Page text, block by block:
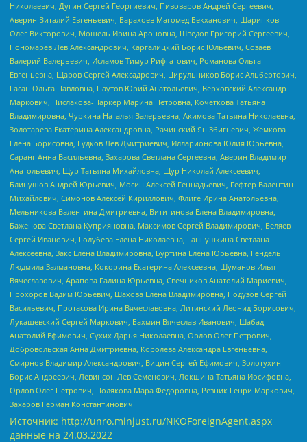
Николаевич, Дугин Сергей Георгиевич, Пивоваров Андрей Сергеевич,
Аверин Виталий Евгеньевич, Барахоев Магомед Бекханович, Шарипков
Олег Викторович, Мошель Ирина Ароновна, Шведов Григорий Сергеевич,
Пономарев Лев Александрович, Каргалицкий Борис Юльевич, Созаев
Валерий Валерьевич, Исламов Тимур Рифгатович, Романова Ольга
Евгеньевна, Щаров Сергей Алексадрович, Цирульников Борис Альбертович,
Гасан Ольга Павловна, Паутов Юрий Анатольевич, Верховский Александр
Маркович, Пислакова-Паркер Марина Петровна, Кочеткова Татьяна
Владимировна, Чуркина Наталья Валерьевна, Акимова Татьяна Николаевна,
Золотарева Екатерина Александровна, Рачинский Ян Збигневич, Жемкова
Елена Борисовна, Гудков Лев Дмитриевич, Илларионова Юлия Юрьевна,
Саранг Анна Васильевна, Захарова Светлана Сергеевна, Аверин Владимир
Анатольевич, Щур Татьяна Михайловна, Щур Николай Алексеевич,
Блинушов Андрей Юрьевич, Мосин Алексей Геннадьевич, Гефтер Валентин
Михайлович, Симонов Алексей Кириллович, Флиге Ирина Анатольевна,
Мельникова Валентина Дмитриевна, Вититинова Елена Владимировна,
Баженова Светлана Куприяновна, Максимов Сергей Владимирович, Беляев
Сергей Иванович, Голубева Елена Николаевна, Ганнушкина Светлана
Алексеевна, Закс Елена Владимировна, Буртина Елена Юрьевна, Гендель
Людмила Залмановна, Кокорина Екатерина Алексеевна, Шуманов Илья
Вячеславович, Арапова Галина Юрьевна, Свечников Анатолий Мариевич,
Прохоров Вадим Юрьевич, Шахова Елена Владимировна, Подузов Сергей
Васильевич, Протасова Ирина Вячеславовна, Литинский Леонид Борисович,
Лукашевский Сергей Маркович, Бахмин Вячеслав Иванович, Шабад
Анатолий Ефимович, Сухих Дарья Николаевна, Орлов Олег Петрович,
Добровольская Анна Дмитриевна, Королева Александра Евгеньевна,
Смирнов Владимир Александрович, Вицин Сергей Ефимович, Золотухин
Борис Андреевич, Левинсон Лев Семенович, Локшина Татьяна Иосифовна,
Орлов Олег Петрович, Полякова Мара Федоровна, Резник Генри Маркович,
Захаров Герман Константинович
Источник: http://unro.minjust.ru/NKOForeignAgent.aspx
данные на 24.03.2022